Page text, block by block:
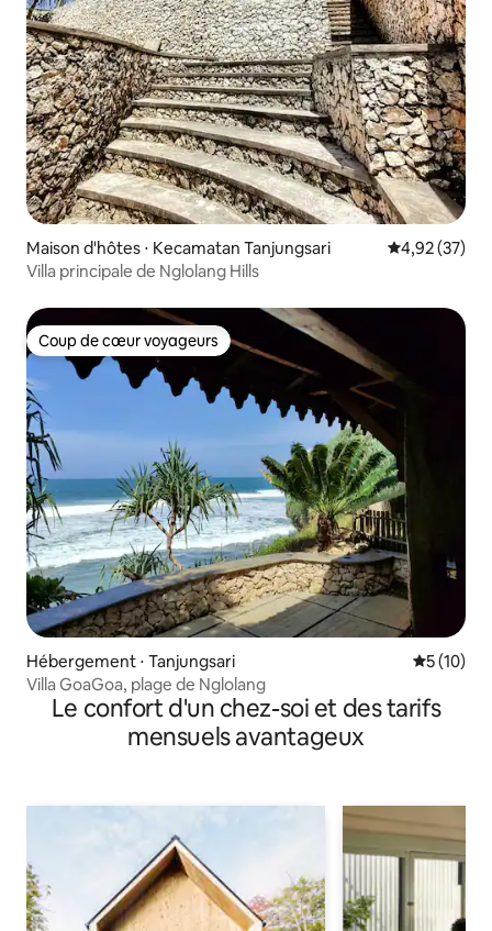
Maison d'hôtes ⋅ Kecamatan Tanjungsari Évaluation
4,92 (37)
Villa principale de Nglolang Hills
Coup de cœur voyageurs
Coup de cœur voyageurs
Hébergement ⋅ Tanjungsari
5 (10)
Villa GoaGoa, plage de Nglolang
Le confort d'un chez-soi et des tarifs
mensuels avantageux